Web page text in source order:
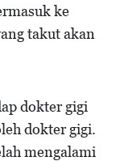
ke
takut akan
dokter gigi
dokter gigi.
mengalami